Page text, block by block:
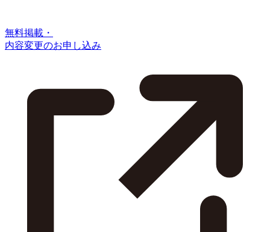
無料掲載・
内容変更のお申し込み